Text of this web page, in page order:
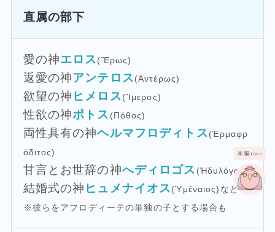
直属の部下
愛の神エロス(Ἔρως)
返愛の神アンテロス(Ἀντέρως)
欲望の神 ヒメロス(Ἵμερος)
性欲の神ポトス (Πόθος)
両性具有の神ヘルマフロディトス(Ἑρμαφρ
όδιτος)
甘言とお世辞の神へディロゴス (Ἡδυλόγος)
結婚式の神 ヒュメナイオス(Ὑμέναιος)など
※彼らをアフロディーテの単独の子とする場合も